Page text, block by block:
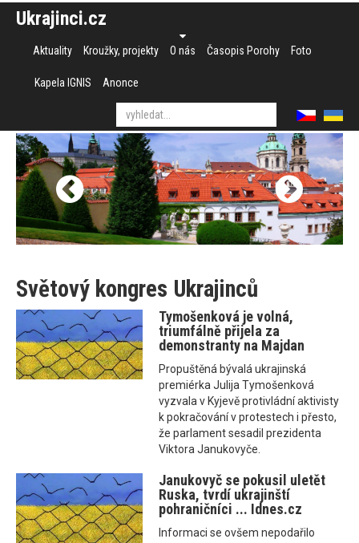
Ukrajinci.cz
Aktuality Kroužky, projekty O nás Časopis Porohy Foto
Kapela IGNIS Anonce
Světový kongres Ukrajinců
Tymošenková je volná,
triumfálně přijela za
demonstranty na Majdan
Propuštěná bývalá ukrajinská
premiérka Julija Tymošenková
vyzvala v Kyjevě protivládní aktivisty
k pokračování v protestech i přesto,
že parlament sesadil prezidenta
Viktora Janukovyče.
Janukovyč se pokusil uletět
Ruska, tvrdí ukrajinští
pohraničníci ... Idnes.cz
Informaci se ovšem nepodařilo